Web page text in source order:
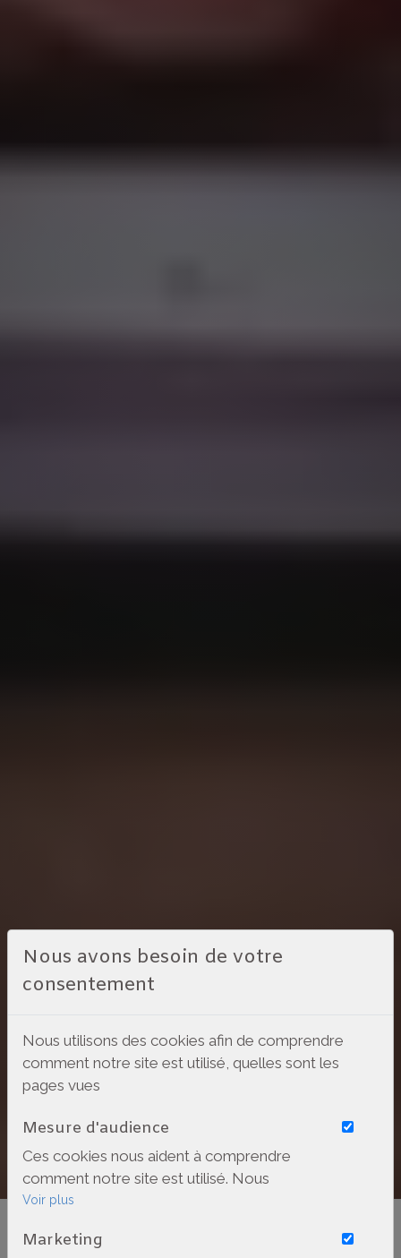
Nous avons besoin de votre
consentement
Nous utilisons des cookies afin de comprendre
comment notre site est utilisé, quelles sont les
pages vues
Mesure d'audience
Ces cookies nous aident à comprendre
comment notre site est utilisé. Nous
savons quelles pages sont les plus vues,
essentiels pour nous afin de vous offrir la
Voir plus
Marketing